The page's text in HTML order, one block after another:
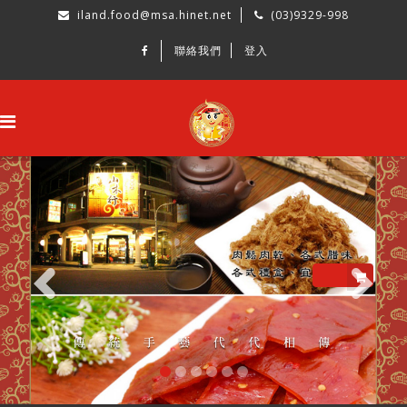
iland.food@msa.hinet.net (03)9329-998
聯絡我們 登入